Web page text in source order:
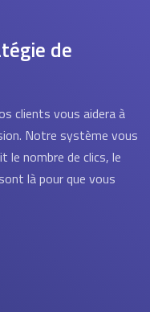
de
clients vous aidera à
Notre système vous
le nombre de clics, le
là pour que vous